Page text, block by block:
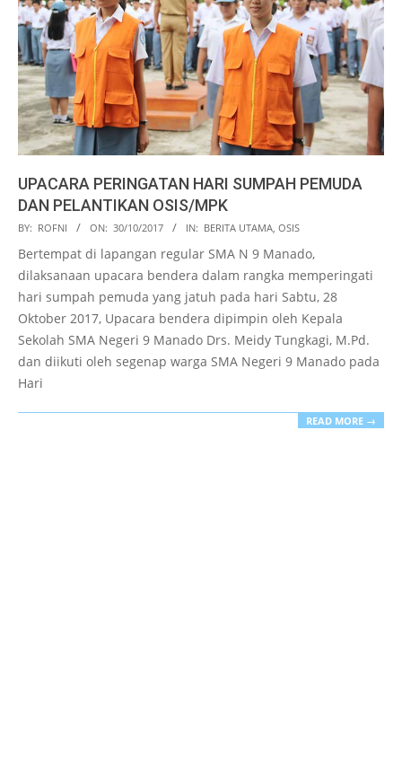
UPACARA PERINGATAN HARI SUMPAH PEMUDA
DAN PELANTIKAN OSIS/MPK
2017-
10-
30
BY: ROFNI ON: 30/10/2017 IN: BERITA UTAMA, OSIS
Bertempat di lapangan regular SMA N 9 Manado,
dilaksanaan upacara bendera dalam rangka memperingati
hari sumpah pemuda yang jatuh pada hari Sabtu, 28
Oktober 2017, Upacara bendera dipimpin oleh Kepala
Sekolah SMA Negeri 9 Manado Drs. Meidy Tungkagi, M.Pd.
dan diikuti oleh segenap warga SMA Negeri 9 Manado pada
Hari
READ MORE →